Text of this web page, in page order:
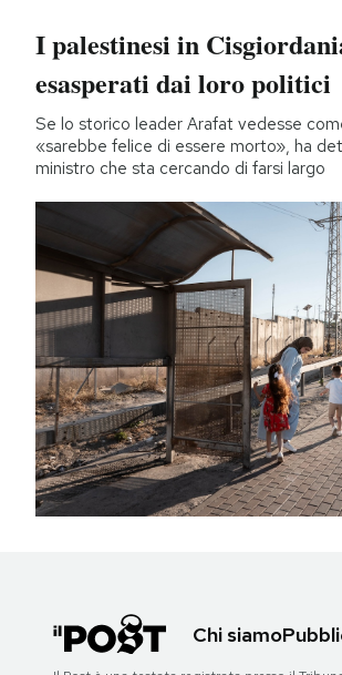
I palestinesi in
esasperati dai loro politici
Se lo storico leader Arafat vedesse
«sarebbe felice di essere morto», ha
ministro che sta cercando di farsi largo
Chi siamo